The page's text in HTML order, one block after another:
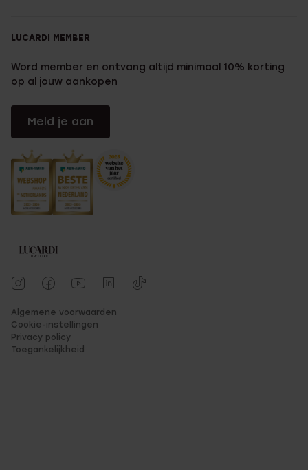
LUCARDI MEMBER
Word member en ontvang altijd minimaal 10% korting
op al jouw aankopen
Meld je aan
Algemene voorwaarden
Cookie-instellingen
Privacy policy
Toegankelijkheid